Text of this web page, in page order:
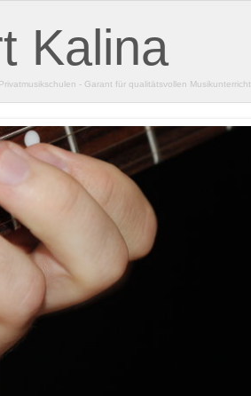
Kalina
- Garant für qualitätsvollen Musikunterricht